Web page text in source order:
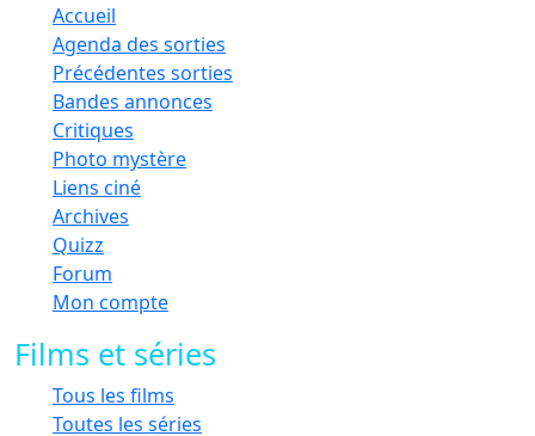
Accueil
Agenda des sorties
Précédentes sorties
Bandes annonces
Critiques
Photo mystère
Liens ciné
Archives
Quizz
Forum
Mon compte
Films et séries
Tous les films
Toutes les séries